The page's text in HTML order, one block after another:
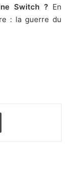
Switch ? En
: la guerre du
Imprimer